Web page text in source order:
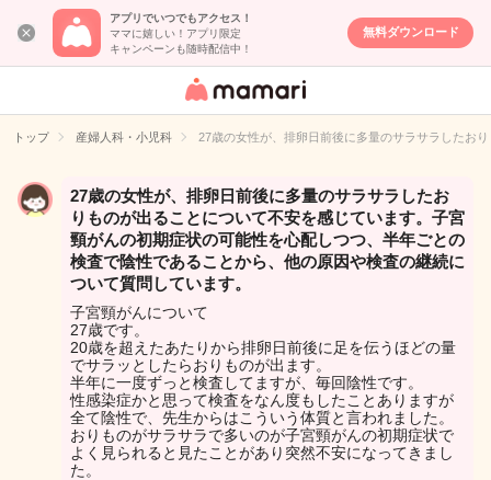
アプリでいつでもアクセス！
ママに嬉しい！アプリ限定
キャンペーンも随時配信中！
無料ダウンロード
女性専用匿名QA
イト
トップ 産婦人科・小児科 27歳の女性が、排卵日前後に多量のサラサラしたお
27歳の女性が、排卵日前後に多量のサラサラしたお
りものが出ることについて不安を感じています。子宮
頸がんの初期症状の可能性を心配しつつ、半年ごとの
検査で陰性であることから、他の原因や検査の継続に
ついて質問しています。
子宮頸がんについて
27歳です。
20歳を超えたあたりから排卵日前後に足を伝うほどの量
でサラッとしたらおりものが出ます。
半年に一度ずっと検査してますが、毎回陰性です。
性感染症かと思って検査をなん度もしたことありますが
全て陰性で、先生からはこういう体質と言われました。
おりものがサラサラで多いのが子宮頸がんの初期症状で
よく見られると見たことがあり突然不安になってきまし
た。